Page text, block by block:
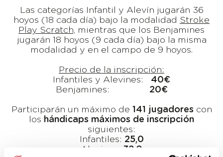
Las categorías Infantil y Alevín jugarán 36
hoyos (18 cada día) bajo la modalidad Stroke
Play Scratch, mientras que los Benjamines
jugarán 18 hoyos (9 cada día) bajo la misma
modalidad y en el campo de 9 hoyos.
Precio de la inscripción:
Infantiles y Alevines: 40€
Benjamines: 20€
Participarán un máximo de 141 jugadorescon
los hándicaps máximos de inscripción
siguientes:
Infantiles: 25,0
Alevines: 32,0